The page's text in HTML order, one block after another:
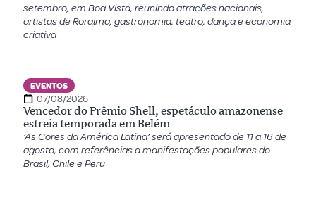
setembro, em Boa Vista, reunindo atrações nacionais,
artistas de Roraima, gastronomia, teatro, dança e economia
criativa
EVENTOS
07/08/2026
Vencedor do Prêmio Shell, espetáculo amazonense
estreia temporada em Belém
‘As Cores da América Latina’ será apresentado de 11 a 16 de
agosto, com referências a manifestações populares do
Brasil, Chile e Peru